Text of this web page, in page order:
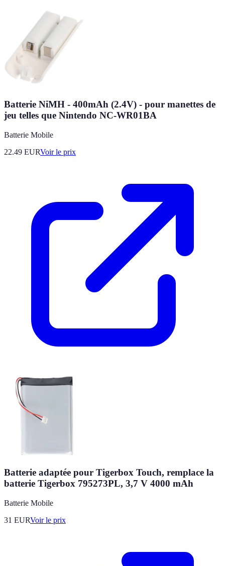
Batterie NiMH - 400mAh (2.4V) - pour manettes de
jeu telles que Nintendo NC-WR01BA
Batterie Mobile
22.49 EURVoir le prix
Batterie adaptée pour Tigerbox Touch, remplace la
batterie Tigerbox 795273PL, 3,7 V 4000 mAh
Batterie Mobile
31 EURVoir le prix